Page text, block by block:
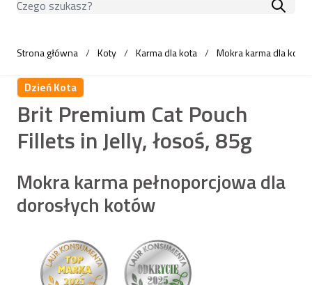
Szukaj
Strona główna / Koty / Karma dla kota / Mokra karma dla kota
Dzień Kota
Brit Premium Cat Pouch
Fillets in Jelly, łosoś, 85g
Mokra karma pełnoporcjowa dla
dorosłych kotów